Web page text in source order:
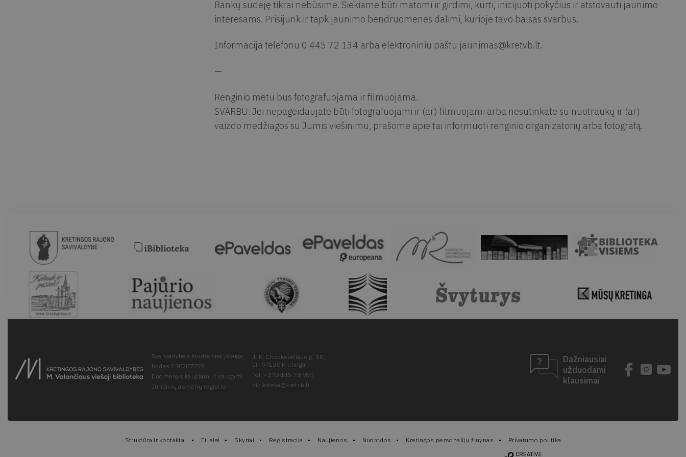
Rankų sudėję tikrai nebūsime. Siekiame būti matomi ir girdimi, kurti, inicijuoti pokyčius ir atstovauti jaunimo
interesams. Prisijunk ir tapk jaunimo bendruomenės dalimi, kurioje tavo balsas svarbus.
Informacija telefonu 0 445 72 134 arba elektroniniu paštu jaunimas@kretvb.lt.
—
Renginio metu bus fotografuojama ir filmuojama.
SVARBU. Jei nepageidaujate būti fotografuojami ir (ar) filmuojami arba nesutinkate su nuotraukų ir (ar)
vaizdo medžiagos su Jumis viešinimu, prašome apie tai informuoti renginio organizatorių arba fotografą.
Savivaldybės biudžetinė įstaiga
Kodas 190287259
Duomenys kaupiami ir saugomi
Juridinių asmenų registre
J. K. Chodkevičiaus g. 1B,
LT–97130 Kretinga
Tel. +370 445 78 984
biblioteka@kretvb.lt
Dažniausiai
užduodami
klausimai
Struktūra ir kontaktai Filialai Skyriai Registracija Naujienos Nuorodos Kretingos personalijų žinynas Privatumo politika